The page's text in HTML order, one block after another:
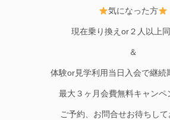
気になった方
現在乗り換えor２人以上
＆
体験or見学利用当日入会で継続
最大３ヶ月会費無料キャンペ
ご予約、お問合せお待ちし